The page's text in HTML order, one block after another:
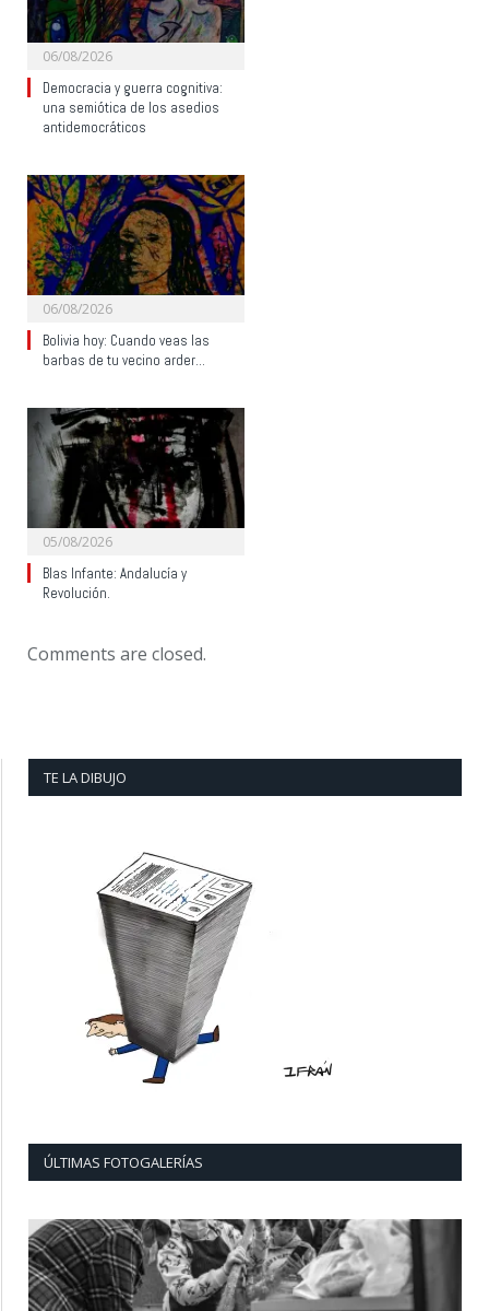
06/08/2026
Democracia y guerra cognitiva:
una semiótica de los asedios
antidemocráticos
06/08/2026
Bolivia hoy: Cuando veas las
barbas de tu vecino arder…
05/08/2026
Blas Infante: Andalucía y
Revolución.
Comments are closed.
TE LA DIBUJO
ÚLTIMAS FOTOGALERÍAS